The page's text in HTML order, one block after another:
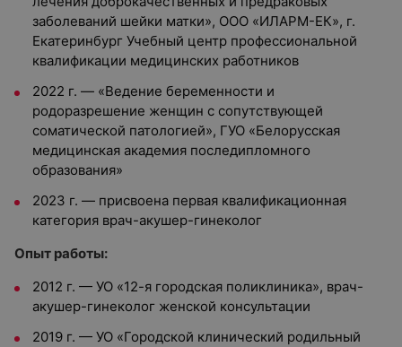
заболеваний шейки матки», ООО «ИЛАРМ-ЕК», г.
Екатеринбург Учебный центр профессиональной
квалификации медицинских работников
2022 г. — «Ведение беременности и
родоразрешение женщин с сопутствующей
соматической патологией», ГУО «Белорусская
медицинская академия последипломного
образования»
2023 г. — присвоена первая квалификационная
категория врач-акушер-гинеколог
Опыт работы:
2012 г. — УО «12-я городская поликлиника», врач-
акушер-гинеколог женской консультации
2019 г. — УО «Городской клинический родильный